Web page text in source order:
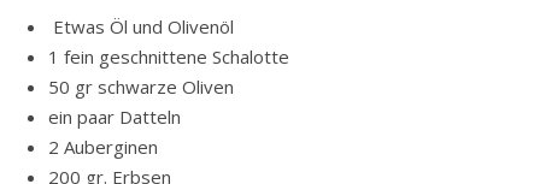
Etwas Öl und Olivenöl
1 fein geschnittene Schalotte
50 gr schwarze Oliven
ein paar Datteln
2 Auberginen
200 gr. Erbsen